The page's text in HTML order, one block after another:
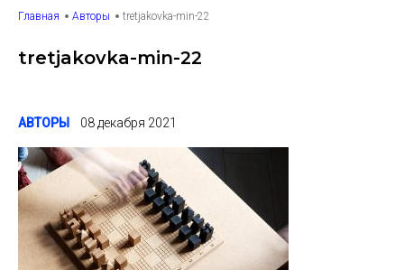
Главная Авторы tretjakovka-min-22
tretjakovka-min-22
АВТОРЫ 08 декабря 2021